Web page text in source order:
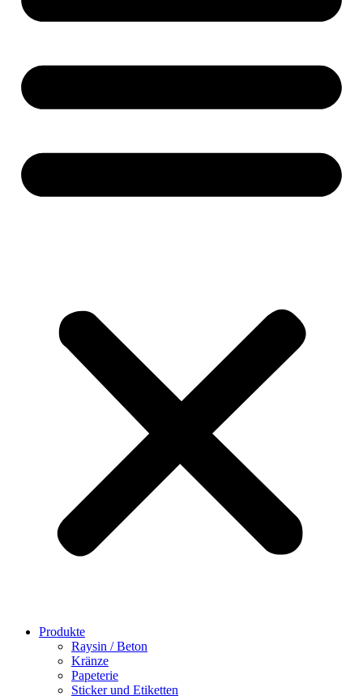
Produkte
Raysin / Beton
Kränze
Papeterie
Sticker und Etiketten